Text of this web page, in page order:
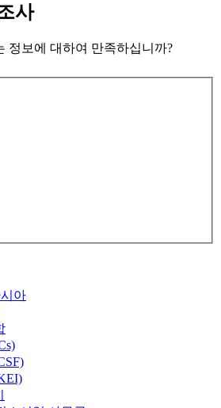
사
정보에 대하여 만족하십니까?
아